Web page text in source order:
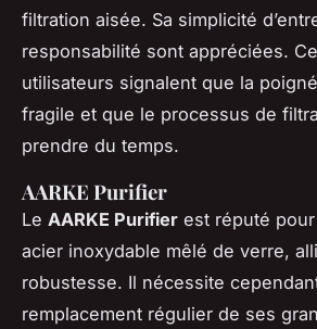
filtration aisée. Sa simplicité
responsabilité sont appréciées.
utilisateurs signalent que la
fragile et que le processus de
prendre du temps.
AARKE Purifier
Le AARKE Purifier est réputé
acier inoxydable mêlé de verre,
robustesse. Il nécessite
remplacement régulier de ses